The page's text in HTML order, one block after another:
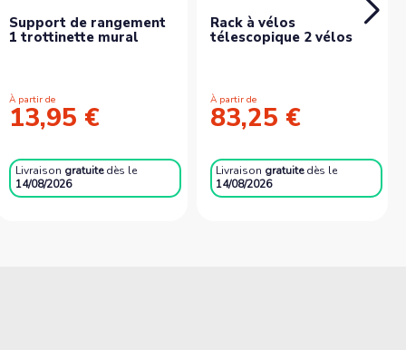
Support de rangement
1 trottinette mural
À partir de
13,95 €
Livraison gratuite dès le
14/08/2026
Rack à vélos
télescopique 2 vélos
À partir de
83,25 €
Livraison gratuite dès le
14/08/2026